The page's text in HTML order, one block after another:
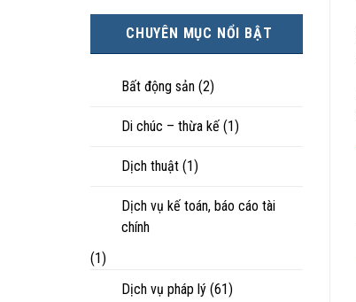
con
Góc
nhìn
tài
chấp
CHUYÊN MỤC NỔI BẬT
Bất động sản (2)
Di chúc – thừa kế (1)
Dịch thuật (1)
Dịch vụ kế toán, báo cáo tài
chính
(1)
Dịch vụ pháp lý (61)